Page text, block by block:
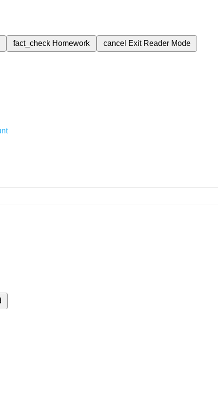
fact_check Homework cancel Exit Reader Mode